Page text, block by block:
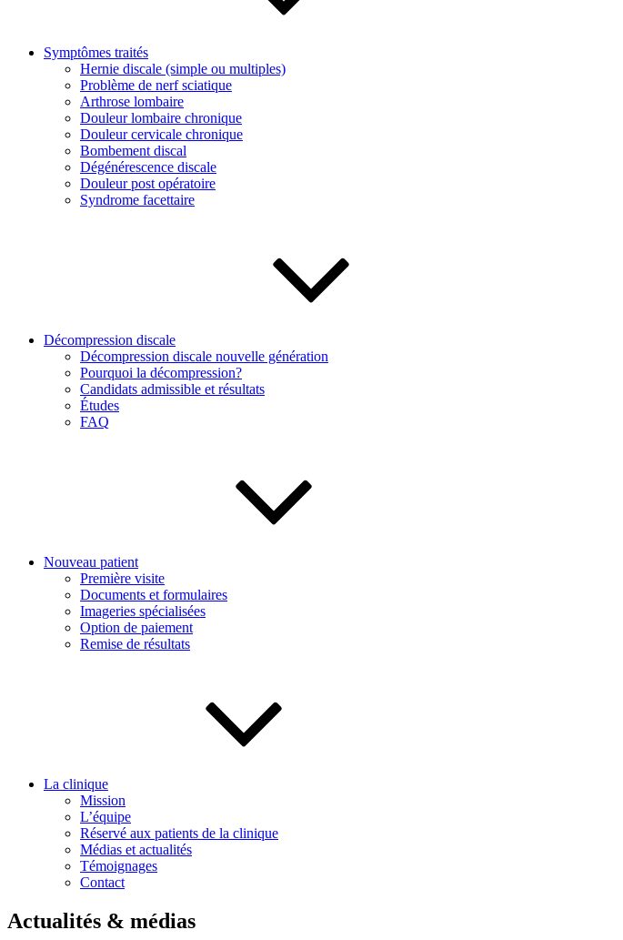
Symptômes traités
Hernie discale (simple ou multiples)
Problème de nerf sciatique
Arthrose lombaire
Douleur lombaire chronique
Douleur cervicale chronique
Bombement discal
Dégénérescence discale
Douleur post opératoire
Syndrome facettaire
Décompression discale
Décompression discale nouvelle génération
Pourquoi la décompression?
Candidats admissible et résultats
Études
FAQ
Nouveau patient
Première visite
Documents et formulaires
Imageries spécialisées
Option de paiement
Remise de résultats
La clinique
Mission
L’équipe
Réservé aux patients de la clinique
Médias et actualités
Témoignages
Contact
Actualités & médias